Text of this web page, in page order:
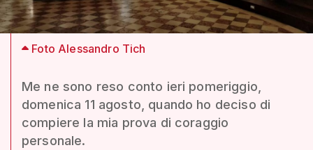
Foto Alessandro Tich
Me ne sono reso conto ieri pomeriggio,
domenica 11 agosto, quando ho deciso di
compiere la mia prova di coraggio
personale.